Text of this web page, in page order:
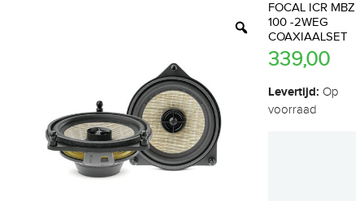
FOCAL ICR MBZ
100 -2WEG
COAXIAALSET
339,00
Levertijd: Op
voorraad